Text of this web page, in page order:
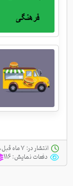
انتشار در:
دفعات نمایش:116